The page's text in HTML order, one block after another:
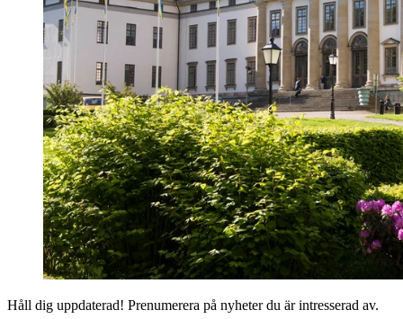
Håll dig uppdaterad! Prenumerera på nyheter du är intresserad av.